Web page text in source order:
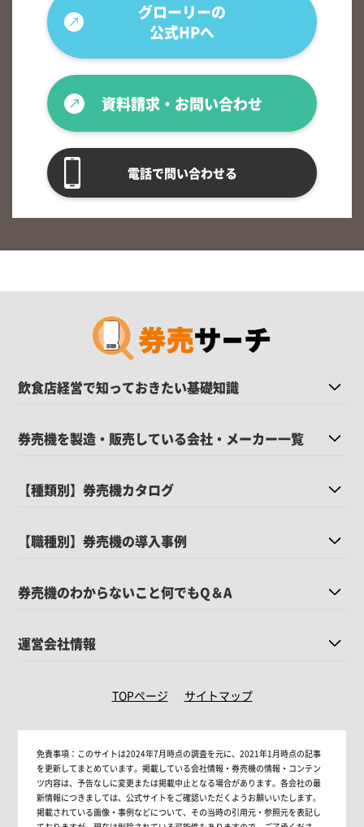
グローリーの
公式HPへ
資料請求・お問い合わせ
電話で問い合わせる
飲食店経営で知っておきたい基礎知識
券売機を製造・販売している会社・メーカー一覧
【種類別】券売機カタログ
【職種別】券売機の導入事例
券売機のわからないこと何でもQ＆A
運営会社情報
TOPページ サイトマップ
免責事項： このサイトは2024年7月時点の調査を元に、2021年1月時点の記事
を更新してまとめています。掲載している会社情報・券売機の情報・コンテン
ツ内容は、予告なしに変更または掲載中止となる場合があります。各会社の最
新情報につきましては、公式サイトをご確認いただくようお願いいたします。
掲載されている画像・事例などについて、その当時の引用元・参照元を表記し